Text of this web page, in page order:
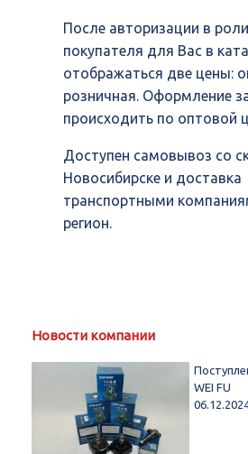
После авторизации в
покупателя для Вас в
отображаться две цены:
розничная. Оформление
происходить по оптовой
Доступен самовывоз со
Новосибирске и доставка
транспортными
регион.
Новости компании
WEI FU